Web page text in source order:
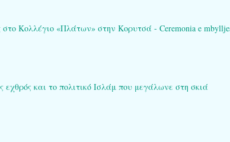
Κολλέγιο «Πλάτων» στην Κορυτσά - Ceremonia e
και το πολιτικό Ισλάμ που μεγάλωνε στη σκιά